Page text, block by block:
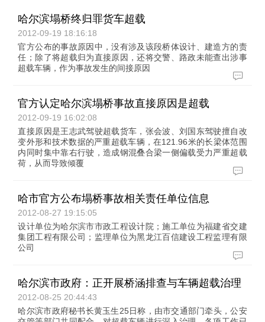
哈尔滨塌桥终归罪货车超载
2012-09-19 18:16:18
官方公布的事故原因中，没有涉及该段桥体设计、建造方的责
任；除了将超载归为直接原因，还将交警、路政未能查出涉事
超载车辆，作为事故发生的间接原因
官方认定哈尔滨塌桥事故直接原因是超载
2012-09-19 16:02:08
直接原因是王志武驾驶超载货车，张会波、刘国东驾驶擅自改
变外形和技术数据的严重超载车辆，在121.96米的长梁体范围
内同时集中靠右行驶，造成钢混叠合梁一侧偏载受力严重超载
荷，从而导致倾覆
哈市官方公布塌桥事故相关责任单位信息
2012-08-27 19:15:05
设计单位为哈尔滨市市政工程设计院；施工单位为福建省交建
集团工程有限公司；监理单位为黑龙江百信建设工程监理有限
公司
哈尔滨市政府：正开展桥涵排查与车辆超载治理
2012-08-25 20:44:43
哈尔滨市政府秘书长黄玉生25日称，由市交通部门牵头，公安